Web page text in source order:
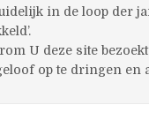
in de loop der
U deze site
op te dringen en